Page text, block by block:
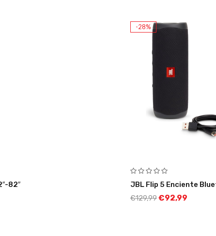
82″
-28%
JBL Flip 5 Enciente
€129,99€92,99